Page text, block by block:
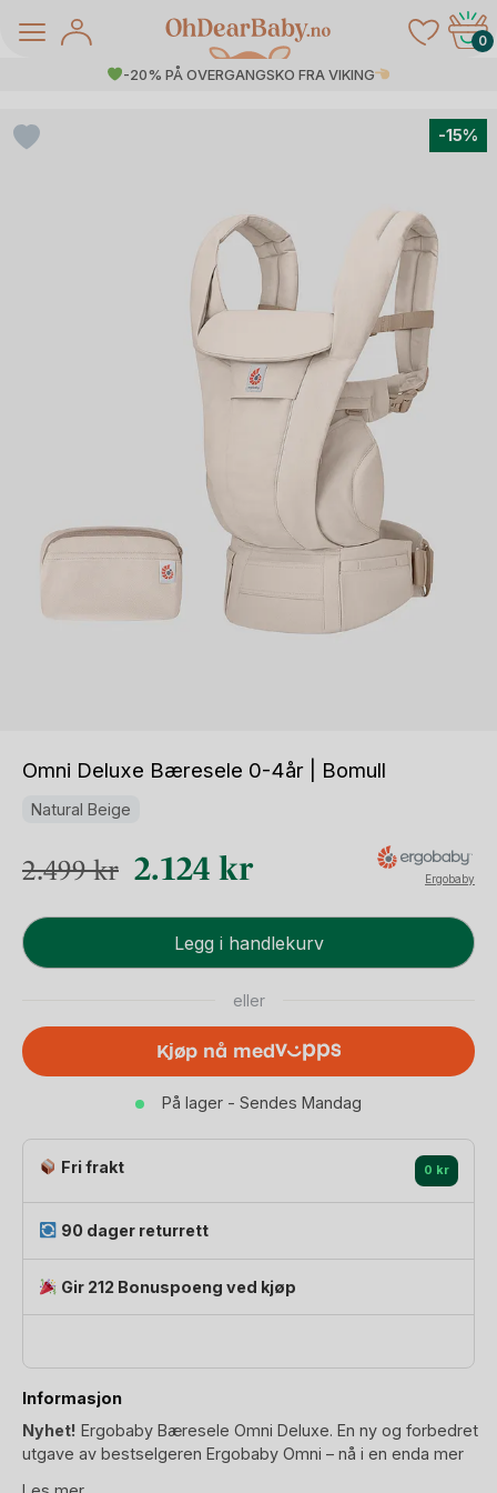
0
-20% PÅ OVERGANGSKO FRA VIKING
-15%
Omni Deluxe Bæresele 0-4år | Bomull
Natural Beige
2.499kr Opprinnelig
var:
2.499 kr.
2.124krNåværende
er:
2.124 kr.
Ergobaby
Omni
Deluxe
4år
|
Legg i handlekurv
eller
Kjøp nå med
På lager - Sendes Mandag
Fri frakt 0 kr
90 dager returrett
Gir 212 Bonuspoeng ved kjøp
Informasjon
Nyhet! Ergobaby Bæresele Omni Deluxe. En ny og forbedret
utgave av bestselgeren Ergobaby Omni – nå i en enda mer